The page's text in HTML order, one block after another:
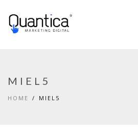
MIEL5
HOME MIEL5